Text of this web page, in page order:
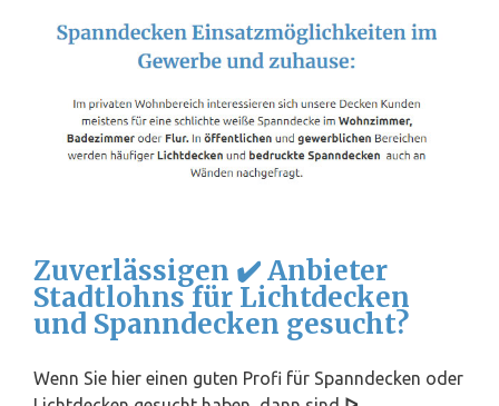
Zuverlässigen ✔️ Anbieter
Stadtlohns für Lichtdecken
und Spanndecken gesucht?
Wenn Sie hier einen guten Profi für Spanndecken oder